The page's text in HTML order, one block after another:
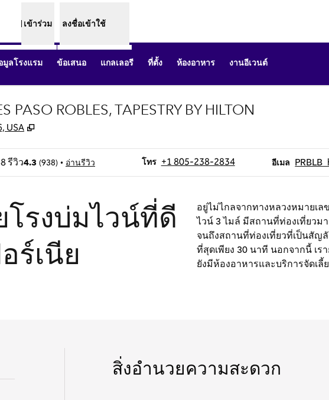
เข้าร่วม ลงชื่อเข้าใช้
มูลโรงแรม ข้อเสนอ แกลเลอรี ที่ตั้ง ห้องอาหาร งานอีเวนต์
PASO ROBLES, TAPESTRY BY HILTON
USA ,
4.3 (938) • อ่านรีวิว โทร
โทร +1 805-238-2834 อีเมล
อีเมล
รงบ่มไวน์ที่ดี
ร์เนีย
อยู่ไม่ไกลจากทางหลวงหมายเล
ไวน์ 3 ไมล์ มีสถานที่ท่องเที่ยวม
จนถึงสถานที่ท่องเที่ยวที่เป็นสัญ
ที่สุดเพียง 30 นาที นอกจากนี้ เ
ยังมีห้องอาหารและบริการจัดเลี้
สิ่งอำนวยความสะดวก